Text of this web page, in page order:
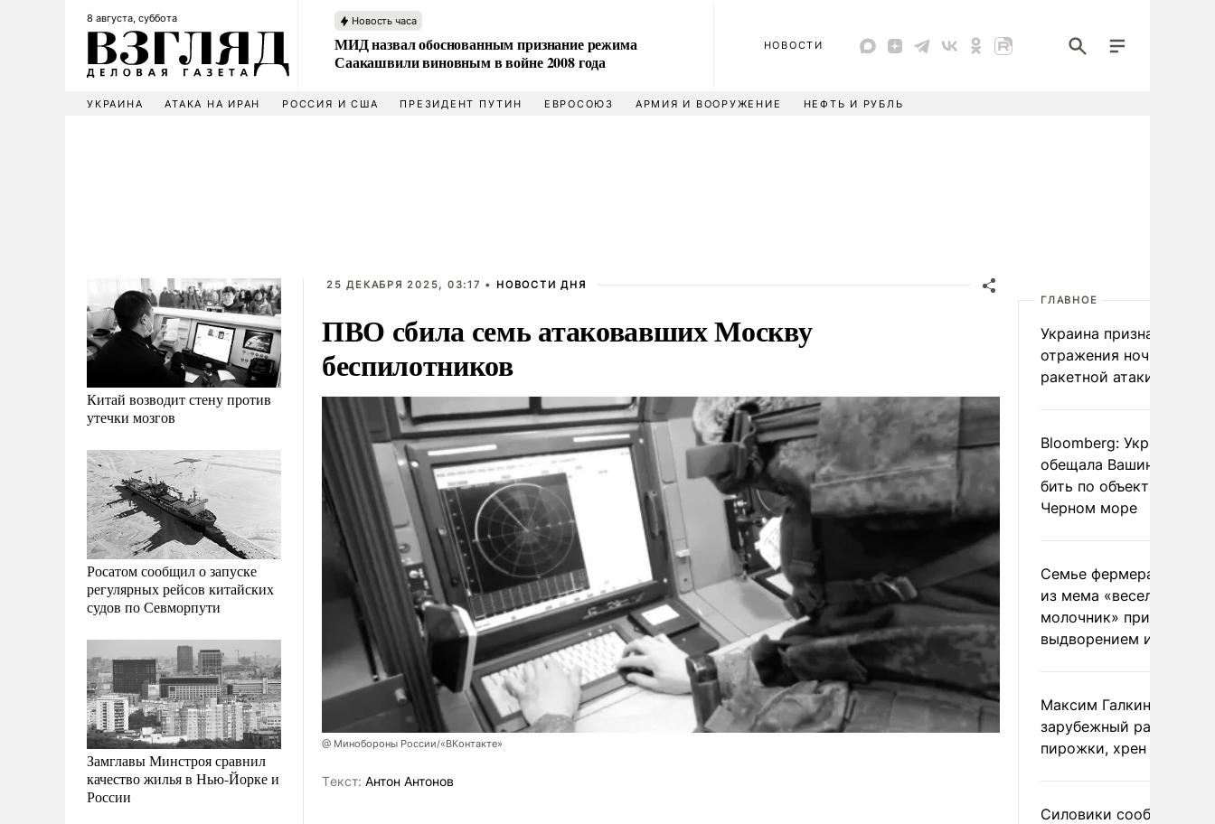
8 августа, суббота Новость часа
МИД назвал обоснованным признание режима
Саакашвили виновным в войне 2008 года
НОВОСТИ
УКРАИНА АТАКА НА ИРАН РОССИЯ И США ПРЕЗИДЕНТ ПУТИН ЕВРОСОЮЗ АРМИЯ И ВООРУЖЕНИЕ НЕФТЬ И РУБЛЬ
Китай возводит стену против
утечки мозгов
Росатом сообщил о запуске
регулярных рейсов китайских
судов по Севморпути
Замглавы Минстроя сравнил
качество жилья в Нью-Йорке и
России
25 ДЕКАБРЯ 2025, 03:17 • НОВОСТИ ДНЯ
ПВО сбила семь атаковавших Москву
беспилотников
@ Минобороны России/«ВКонтакте»
Tекст: Антон Антонов
ГЛАВНОЕ
Украина признала
отражения ночной
ракетной атаки
Bloomberg: Украина
обещала Вашингтону не
бить по объектам КТК в
Черном море
Семье фермера
из мема «веселый
молочник» пригрозили
выдворением из
Максим Галкин
зарубежный райдер
пирожки, хрен и морс
Силовики сообщили о